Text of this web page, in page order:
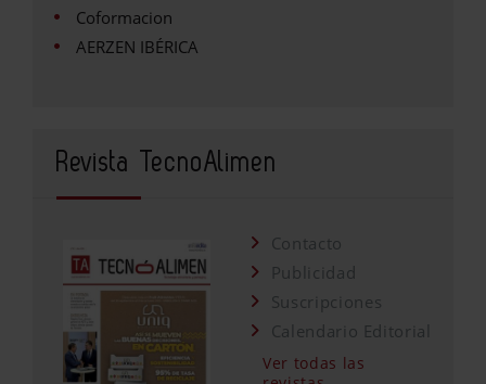
Coformacion
AERZEN IBÉRICA
Revista TecnoAlimen
Contacto
Publicidad
Suscripciones
Calendario Editorial
Ver todas las